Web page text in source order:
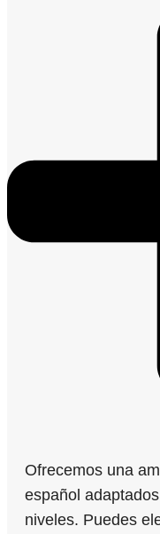
Ofrecemos una
español
niveles. Puedes